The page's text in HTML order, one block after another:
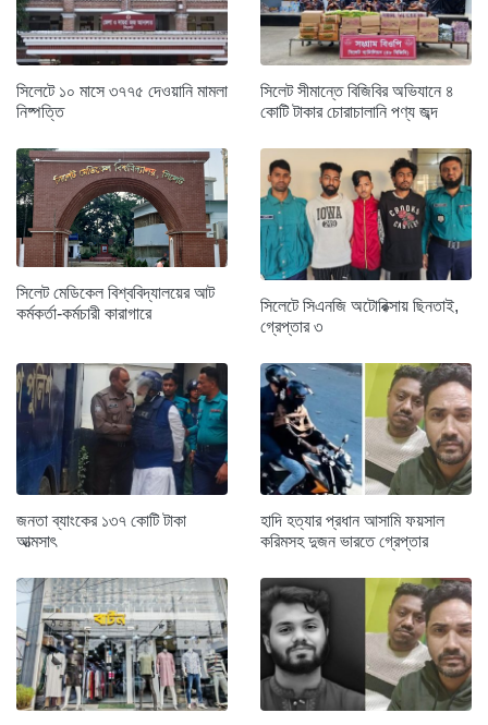
সিলেটে ১০ মাসে ৩৭৭৫ দেওয়ানি মামলা
নিষ্পত্তি
সিলেট সীমান্তে বিজিবির অভিযানে ৪
কোটি টাকার চোরাচালানি পণ্য জব্দ
সিলেট মেডিকেল বিশ্ববিদ্যালয়ের আট
কর্মকর্তা-কর্মচারী কারাগারে
সিলেটে সিএনজি অটোরিক্সায় ছিনতাই,
গ্রেপ্তার ৩
জনতা ব্যাংকের ১৩৭ কোটি টাকা
আত্মসাৎ
হাদি হত্যার প্রধান আসামি ফয়সাল
করিমসহ দুজন ভারতে গ্রেপ্তার